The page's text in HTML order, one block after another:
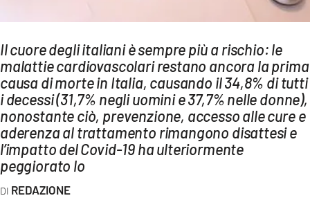
Network
LACPLAY.IT
LACTV.IT
LACONAIR.IT
LACITYMAG.IT
ILREGGINO.IT
Il cuore degli italiani è sempre più a rischio: le
malattie cardiovascolari restano ancora la prima
causa di morte in Italia, causando il 34,8% di tutti
i decessi (31,7% negli uomini e 37,7% nelle donne),
nonostante ciò, prevenzione, accesso alle cure e
aderenza al trattamento rimangono disattesi e
l’impatto del Covid-19 ha ulteriormente
peggiorato lo
REDAZIONE